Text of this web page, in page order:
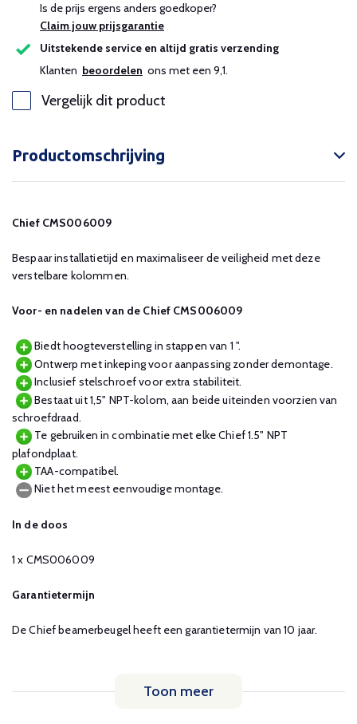
Is de prijs ergens anders goedkoper?
Claim jouw prijsgarantie
Uitstekende service en altijd gratis verzending
Klanten beoordelen ons met een 9,1.
Vergelijk dit product
Productomschrijving
Chief CMS006009
Bespaar installatietijd en maximaliseer de veiligheid met deze
verstelbare kolommen.
Voor- en nadelen van de Chief CMS006009
Biedt hoogteverstelling in stappen van 1 ".
Ontwerp met inkeping voor aanpassing zonder demontage.
Inclusief stelschroef voor extra stabiliteit.
Bestaat uit 1,5" NPT-kolom, aan beide uiteinden voorzien van
schroefdraad.
Te gebruiken in combinatie met elke Chief 1.5" NPT
plafondplaat.
TAA-compatibel.
Niet het meest eenvoudige montage.
In de doos
1 x CMS006009
Garantietermijn
De Chief beamerbeugel heeft een garantietermijn van 10 jaar.
Toon meer